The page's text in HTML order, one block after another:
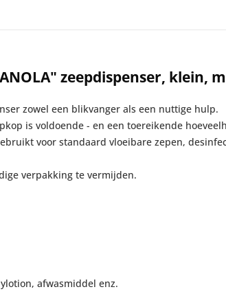
zeepdispenser, klein,
zowel een blikvanger als een nuttige hulp.
is voldoende - en een toereikende
voor standaard vloeibare zepen,
verpakking te vermijden.
afwasmiddel enz.